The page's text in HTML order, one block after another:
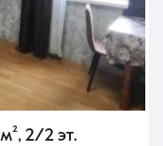
, 2/2 эт.